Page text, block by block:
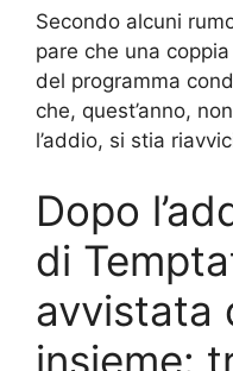
Secondo alcuni
pare che una
del programma
che, quest’anno,
l’addio, si stia
Dopo
di
avvistata
insieme: